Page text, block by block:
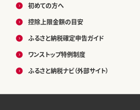
初めての方へ
控除上限金額の目安
ふるさと納税確定申告ガイド
ワンストップ特例制度
ふるさと納税ナビ（外部サイト）